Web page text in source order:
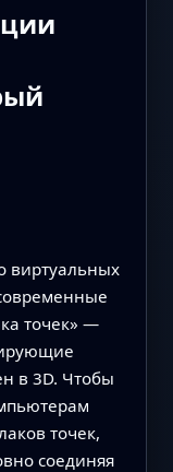
виртуальных
точек» —
в 3D. Чтобы
точек,
соединяя